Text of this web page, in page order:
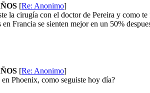
[Re: Anonimo]
la cirugía con el doctor de Pereira y como
en Francia se sienten mejor en un 50%
[Re: Anonimo]
Phoenix, como seguiste hoy día?